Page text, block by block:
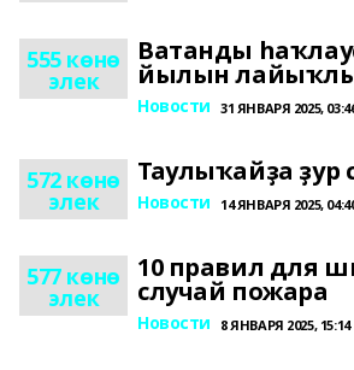
555 көнө
элек
Ватанды
йылын лайыҡлы
Новости 31 ЯНВАРЯ 2025,
572 көнө
элек
Таулыҡайҙа ҙур
Новости 14 ЯНВАРЯ 2025,
577 көнө
элек
10 правил для
случай пожара
Новости 8 ЯНВАРЯ 2025, 15:14